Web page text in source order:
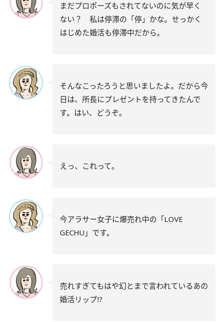
まだプロポーズもされてないのに気が早く
ない？ 私は停滞の「停」かな。せっかく
はじめた婚活も停滞中だから。
そんなこったろうと思いましたよ。だから今
日は、所長にプレゼントを持ってきたんで
す。はい、どうぞ。
えっ、これって。
今アラサー女子に爆売れ中の「LOVE
GECHU」です。
売れすぎてもはや幻とまで言われているあの
婚活リップ!?